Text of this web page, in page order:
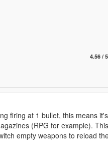
4.56 /
firing at 1 bullet, this means
(RPG for example).
empty weapons to reload